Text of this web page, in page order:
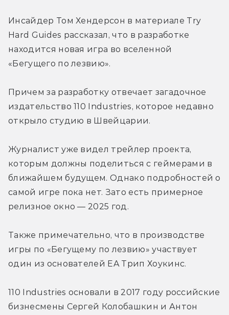
Инсайдер Том Хендерсон в материале Try
Hard Guides рассказал, что в разработке
находится новая игра во вселенной
«Бегущего по лезвию».
Причем за разработку отвечает загадочное
издательство 110 Industries, которое недавно
открыло студию в Швейцарии.
Журналист уже видел трейлер проекта,
которым должны поделиться с геймерами в
ближайшем будущем. Однако подробностей о
самой игре пока нет. Зато есть примерное
релизное окно — 2025 год.
Также примечательно, что в производстве
игры по «Бегущему по лезвию» участвует
один из основателей EA Трип Хоукинс.
110 Industries основали в 2017 году российские
бизнесмены Сергей Колобашкин и Антон